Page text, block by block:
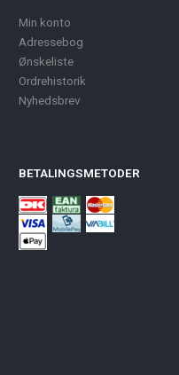
Min konto
Adressebog
Ønskeliste
Ordrehistorik
Nyhedsbrev
BETALINGSMETODER